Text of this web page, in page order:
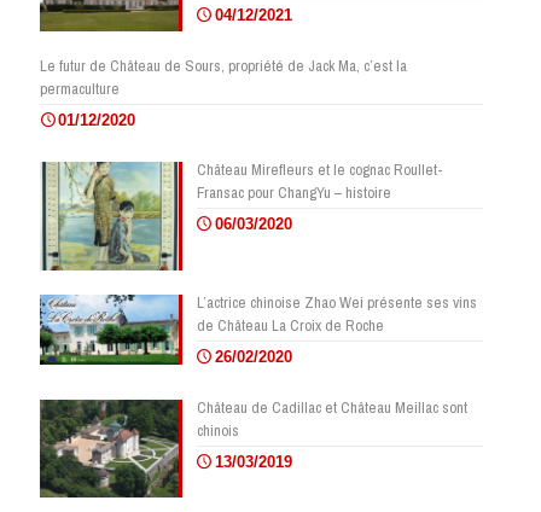
04/12/2021
Le futur de Château de Sours, propriété de Jack Ma, c’est la
permaculture
01/12/2020
Château Mirefleurs et le cognac Roullet-
Fransac pour ChangYu – histoire
06/03/2020
L’actrice chinoise Zhao Wei présente ses vins
de Château La Croix de Roche
26/02/2020
Château de Cadillac et Château Meillac sont
chinois
13/03/2019